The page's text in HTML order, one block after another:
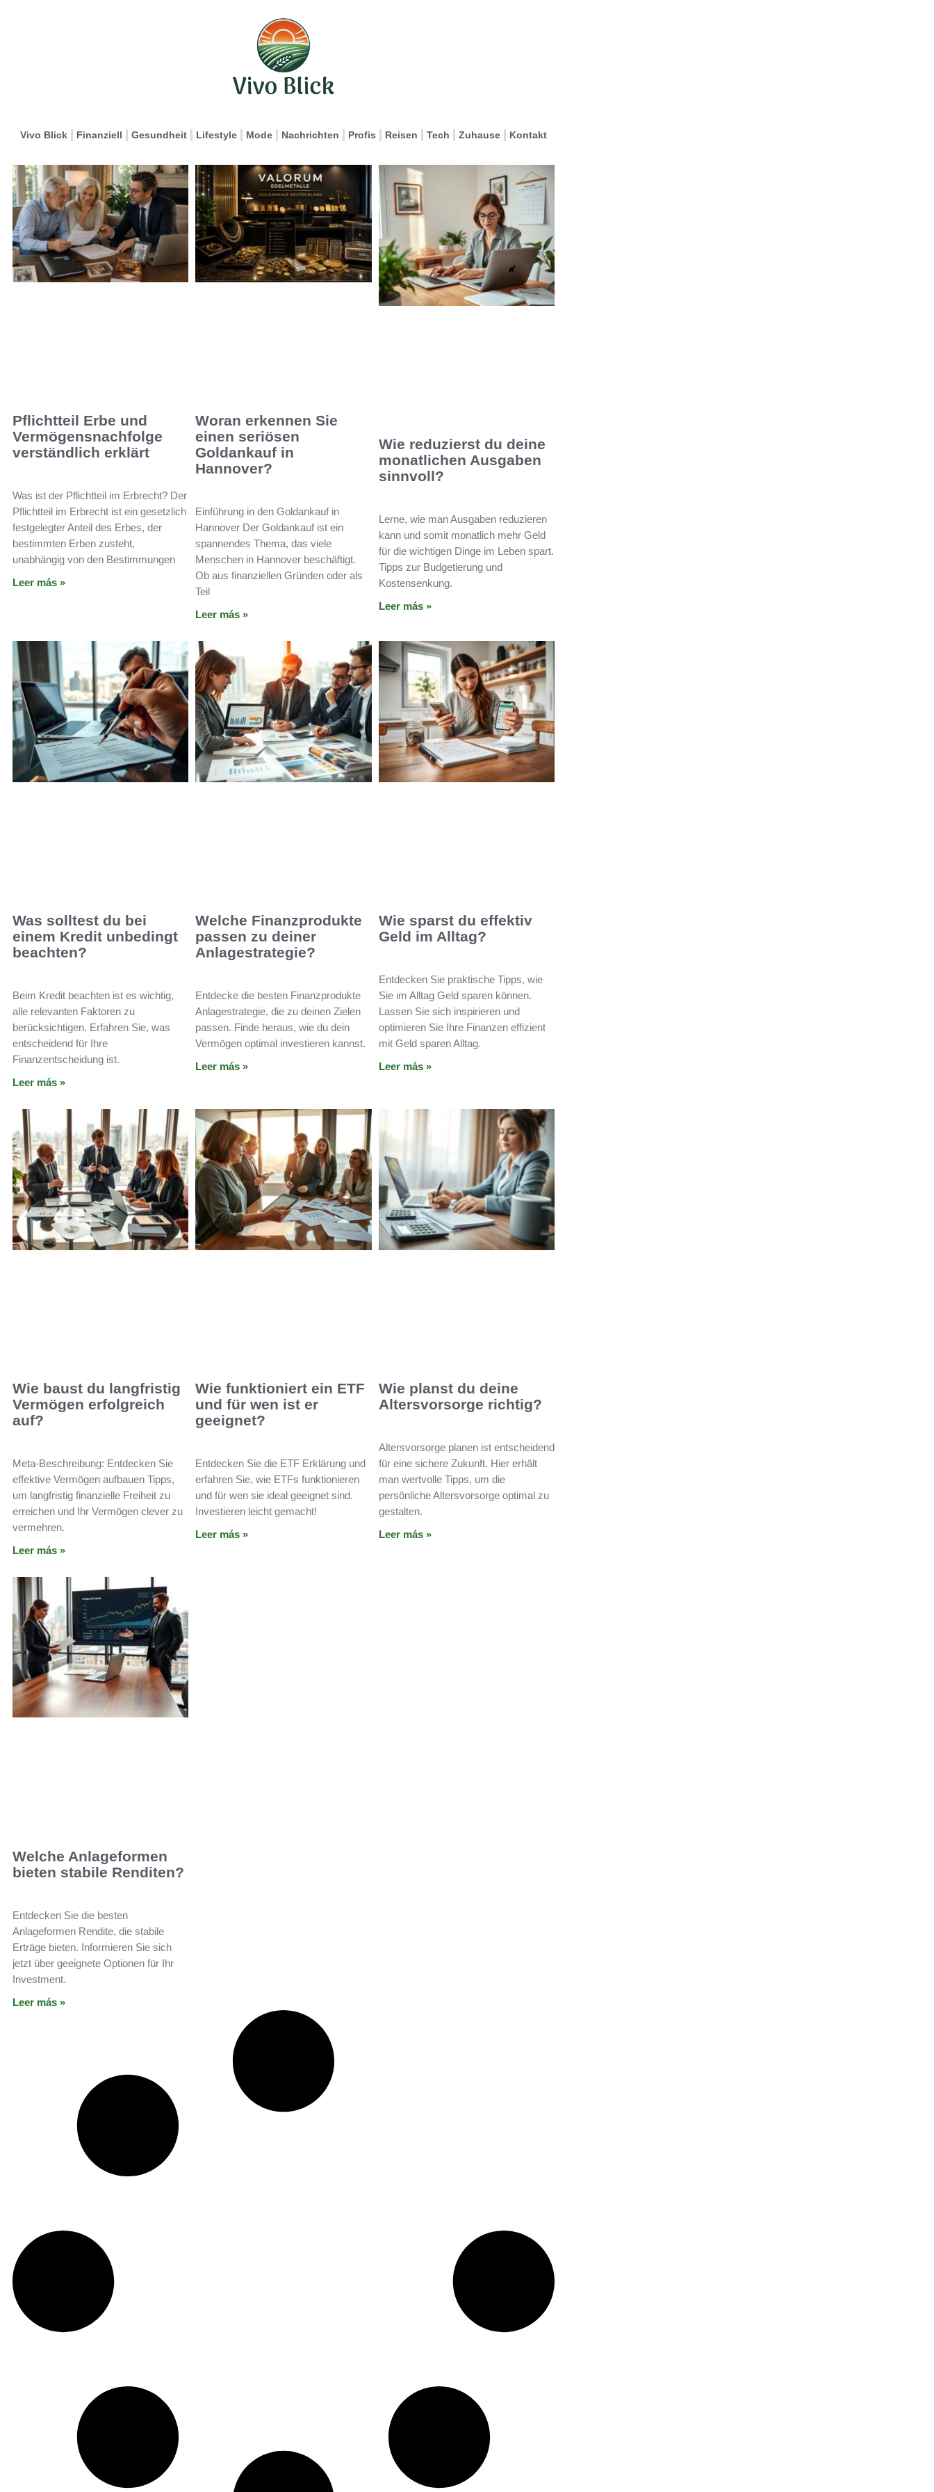
Vivo Blick Finanziell Gesundheit Lifestyle Mode Nachrichten Profis Reisen Tech Zuhause Kontakt
Pflichtteil Erbe und
Vermögensnachfolge
verständlich erklärt
Was ist der Pflichtteil im Erbrecht? Der
Pflichtteil im Erbrecht ist ein gesetzlich
festgelegter Anteil des Erbes, der
bestimmten Erben zusteht,
unabhängig von den Bestimmungen
Leer más »
Woran erkennen Sie
einen seriösen
Goldankauf in
Hannover?
Einführung in den Goldankauf in
Hannover Der Goldankauf ist ein
spannendes Thema, das viele
Menschen in Hannover beschäftigt.
Ob aus finanziellen Gründen oder als
Teil
Leer más »
Wie reduzierst du deine
monatlichen Ausgaben
sinnvoll?
Lerne, wie man Ausgaben reduzieren
kann und somit monatlich mehr Geld
für die wichtigen Dinge im Leben spart.
Tipps zur Budgetierung und
Kostensenkung.
Leer más »
Was solltest du bei
einem Kredit unbedingt
beachten?
Beim Kredit beachten ist es wichtig,
alle relevanten Faktoren zu
berücksichtigen. Erfahren Sie, was
entscheidend für Ihre
Finanzentscheidung ist.
Leer más »
Welche Finanzprodukte
passen zu deiner
Anlagestrategie?
Entdecke die besten Finanzprodukte
Anlagestrategie, die zu deinen Zielen
passen. Finde heraus, wie du dein
Vermögen optimal investieren kannst.
Leer más »
Wie sparst du effektiv
Geld im Alltag?
Entdecken Sie praktische Tipps, wie
Sie im Alltag Geld sparen können.
Lassen Sie sich inspirieren und
optimieren Sie Ihre Finanzen effizient
mit Geld sparen Alltag.
Leer más »
Wie baust du langfristig
Vermögen erfolgreich
auf?
Meta-Beschreibung: Entdecken Sie
effektive Vermögen aufbauen Tipps,
um langfristig finanzielle Freiheit zu
erreichen und Ihr Vermögen clever zu
vermehren.
Leer más »
Wie funktioniert ein ETF
und für wen ist er
geeignet?
Entdecken Sie die ETF Erklärung und
erfahren Sie, wie ETFs funktionieren
und für wen sie ideal geeignet sind.
Investieren leicht gemacht!
Leer más »
Wie planst du deine
Altersvorsorge richtig?
Altersvorsorge planen ist entscheidend
für eine sichere Zukunft. Hier erhält
man wertvolle Tipps, um die
persönliche Altersvorsorge optimal zu
gestalten.
Leer más »
Welche Anlageformen
bieten stabile Renditen?
Entdecken Sie die besten
Anlageformen Rendite, die stabile
Erträge bieten. Informieren Sie sich
jetzt über geeignete Optionen für Ihr
Investment.
Leer más »